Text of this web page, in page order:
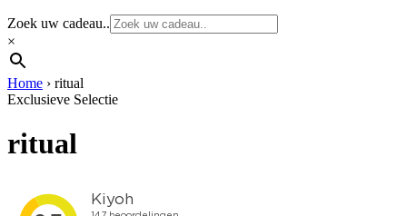
Zoek uw cadeau..
×
Home › ritual
Exclusieve Selectie
ritual